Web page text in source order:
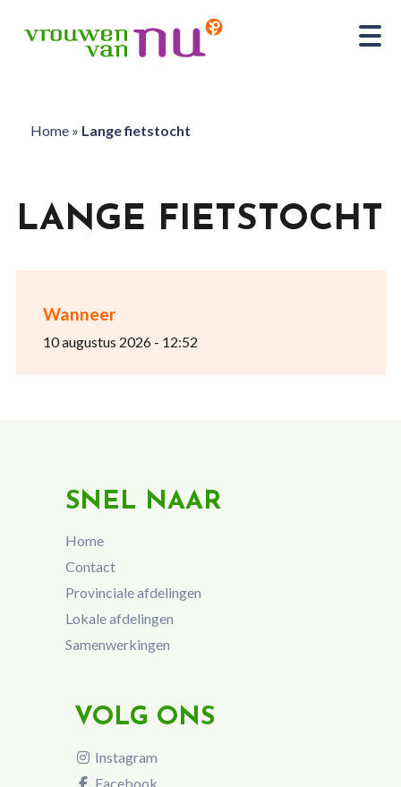
Home» Lange fietstocht
Wanneer
10 augustus 2026 - 12:52
LANGE FIETSTOCHT
SNEL NAAR
Home
Contact
Provinciale afdelingen
Lokale afdelingen
Samenwerkingen
VOLG ONS
Instagram
Facebook